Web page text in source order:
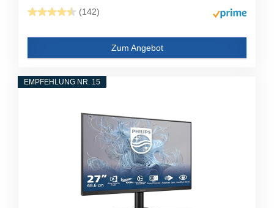
(142)
Zum Angebot
EMPFEHLUNG NR. 15